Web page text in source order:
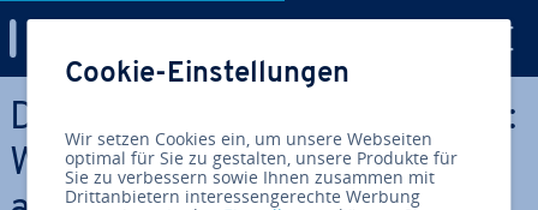
Zum Haupt­in­halt springen
De­kla­ra­ti­ve Pro­gram­mie­rung:
Wenn das Was wichtiger ist
Cookie-Einstellungen
Wir setzen Cookies ein, um unsere Webseiten
optimal für Sie zu gestalten, unsere Produkte für
Sie zu verbessern sowie Ihnen zusammen mit
Drittanbietern interessengerechte Werbung